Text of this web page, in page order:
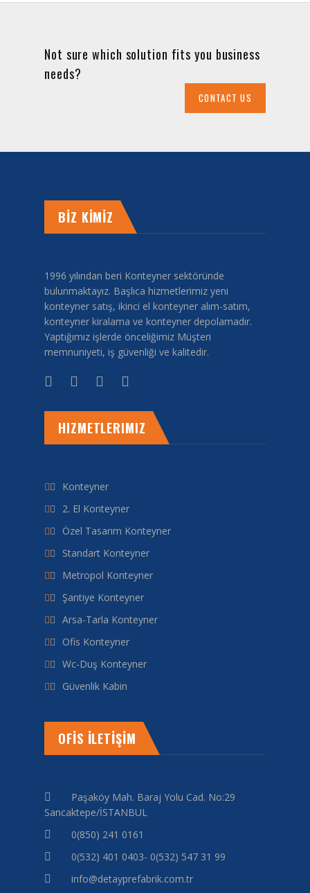
Not sure which solution fits you business
needs?
CONTACT US
BİZ KİMİZ
1996 yılından beri Konteyner sektöründe
bulunmaktayız. Başlıca hizmetlerimiz yeni
konteyner satış, ikinci el konteyner alım-satım,
konteyner kiralama ve konteyner depolamadır.
Yaptığımız işlerde önceliğimiz Müşteri
memnuniyeti, iş güvenliği ve kalitedir.
HIZMETLERIMIZ
Konteyner
2. El Konteyner
Özel Tasarım Konteyner
Standart Konteyner
Metropol Konteyner
Şantiye Konteyner
Arsa-Tarla Konteyner
Ofis Konteyner
Wc-Duş Konteyner
Güvenlik Kabin
OFİS İLETİŞİM
Paşaköy Mah. Baraj Yolu Cad. No:29
Sancaktepe/İSTANBUL
0(850) 241 0161
0(532) 401 0403- 0(532) 547 31 99
info@detayprefabrik.com.tr